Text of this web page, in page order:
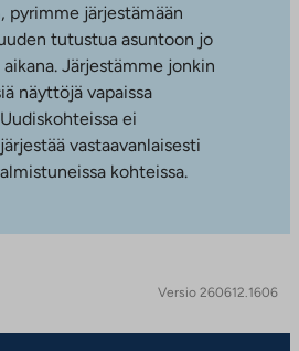
pyrimme järjestämään
tutustua asuntoon jo
Järjestämme jonkin
näyttöjä vapaissa
ei
vastaavanlaisesti
kohteissa.
Versio 260612.1606